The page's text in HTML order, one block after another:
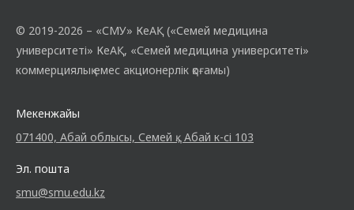
© 2019-2026 – «СМУ» КеАҚ («Семей медицина
университеті» КеАҚ, «Семей медицина университеті»
коммерциялық емес акционерлік қоғамы)
Мекенжайы
071400, Абай облысы, Семей қ., Абай к-сі 103
Эл. пошта
smu@smu.edu.kz